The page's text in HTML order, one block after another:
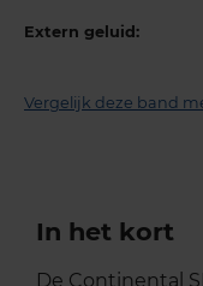
Extern geluid:
Vergelijk deze band
In het kort
De Continental